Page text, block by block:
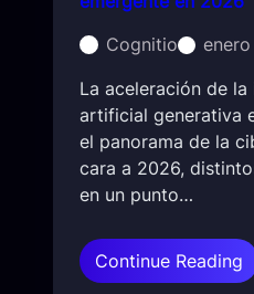
v
i
e
g
o
s
e
o
c
Cognitio
La aceleración de la
artificial generativa
el panorama de la
cara a 2026,
en un punto…
Continue Reading
I